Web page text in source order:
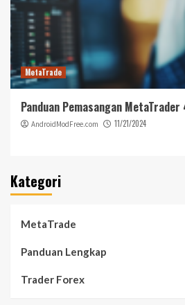
MetaTrade
Panduan Pemasangan MetaTrader
AndroidModFree.com 11/21/2024
Kategori
MetaTrade
Panduan Lengkap
Trader Forex